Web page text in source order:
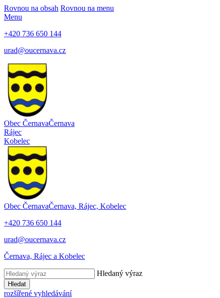
Rovnou na obsah Rovnou na menu
Menu
+420 736 650 144
urad@oucernava.cz
Obec ČernavaČernava
Rájec
Kobelec
Obec ČernavaČernava, Rájec, Kobelec
+420 736 650 144
urad@oucernava.cz
Černava, Rájec a Kobelec
Hledaný výraz
Hledat
rozšířené vyhledávání